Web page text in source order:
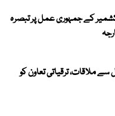
کشمیر کے جمہوری عمل پر تبصرہ
ملاقات، ترقیاتی تعاون کو